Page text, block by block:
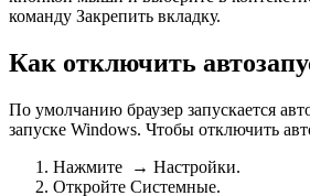
команду Закрепить вкладку.
Как отключить
По умолчанию браузер запускается
запуске Windows. Чтобы отключить
Нажмите
→ Настройки.
Откройте Системные.